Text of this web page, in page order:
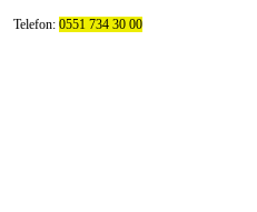
Telefon: 0551 734 30 00